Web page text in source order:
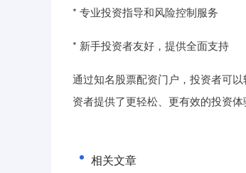
* 专业投资指导和风险控制服务
* 新手投资者友好，提供全面支持
通过知名股票配资门户，投资者可
资者提供了更轻松、更有效的投资体
相关文章